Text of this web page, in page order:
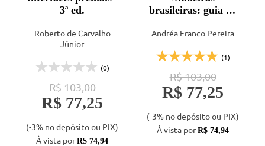
3ª ed.
Roberto de Carvalho
Júnior
(0)
R$ 103,00
R$ 77,25
(-3% no depósito ou PIX)
À vista porR$ 74,94
brasileiras: guia de
substituição - 2ª ed.
Andréa Franco Pereira
(1)
R$ 103,00
R$ 77,25
(-3% no depósito ou PIX)
À vista porR$ 74,94